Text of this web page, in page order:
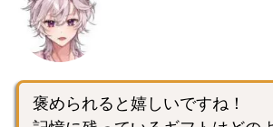
褒められると嬉しいですね！